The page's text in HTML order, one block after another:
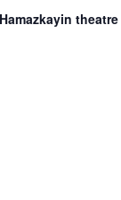
theatre